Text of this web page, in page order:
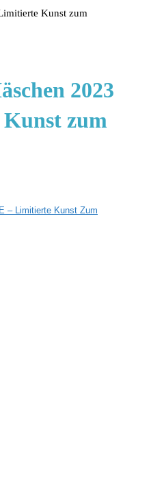
Kunst zum
2023
zum
– Limitierte Kunst Zum